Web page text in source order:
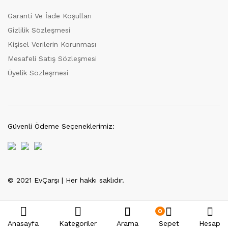
7/24 Canlı Destek
%100 Sorunsuz Alışveriş
Garanti Ve İade Koşulları
Gizlilik Sözleşmesi
Kişisel Verilerin Korunması
Mesafeli Satış Sözleşmesi
Üyelik Sözleşmesi
© 2021 EvÇarşı | Her hakkı saklıdır.
Güvenli Ödeme Seçeneklerimiz:
Anasayfa Kategoriler Arama
0
Sepet Hesap